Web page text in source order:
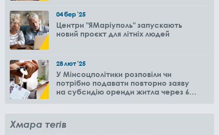
04бер'25
Центри "ЯМаріуполь" запускають
новий проєкт для літніх людей
28лют'25
У Мінсоцполітики розповіли чи
потрібно подавати повторно заяву
на субсидію оренди житла через 6
Хмара тегів